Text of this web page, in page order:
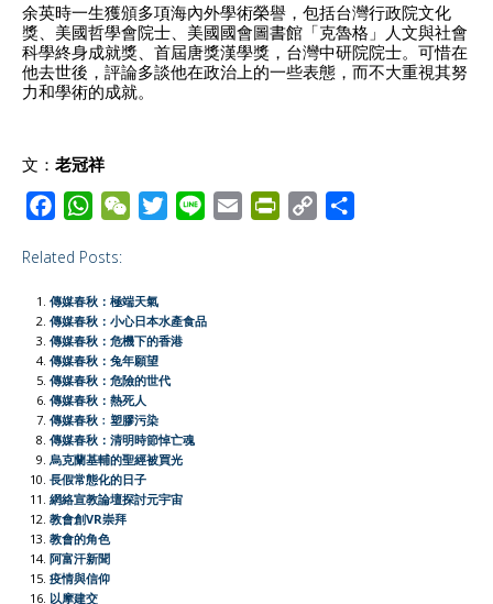
余英時一生獲頒多項海內外學術榮譽，包括台灣行政院文化
獎、美國哲學會院士、美國國會圖書館「克魯格」人文與社會
科學終身成就獎、首屆唐獎漢學獎，台灣中研院院士。可惜在
他去世後，評論多談他在政治上的一些表態，而不大重視其努
力和學術的成就。
文： 老冠祥
c
e
b
o
o
k
W
a
t
s
A
p
p
W
h
a
t
t
e
r
Related Posts:
傳媒春秋：極端天氣
傳媒春秋：小心日本水產食品
傳媒春秋：危機下的香港
傳媒春秋：兔年願望
傳媒春秋：危險的世代
傳媒春秋：熱死人
傳媒春秋﹕塑膠污染
傳媒春秋：清明時節悼亡魂
烏克蘭基輔的聖經被買光
長假常態化的日子
網絡宣教論壇探討元宇宙
教會創VR崇拜
教會的角色
阿富汗新聞
疫情與信仰
以摩建交